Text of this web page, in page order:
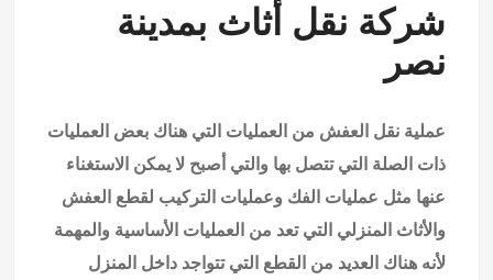
شركة نقل أثاث بمدينة
نصر
عملية نقل العفش من العمليات التي هناك بعض العمليات
ذات الصلة التي تتصل بها والتي أصبح لا يمكن الاستغناء
عنها مثل عمليات الفك وعمليات التركيب لقطع العفش
والأثاث المنزلي التي تعد من العمليات الأساسية والمهمة
لأنه هناك العديد من القطع التي تتواجد داخل المنزل